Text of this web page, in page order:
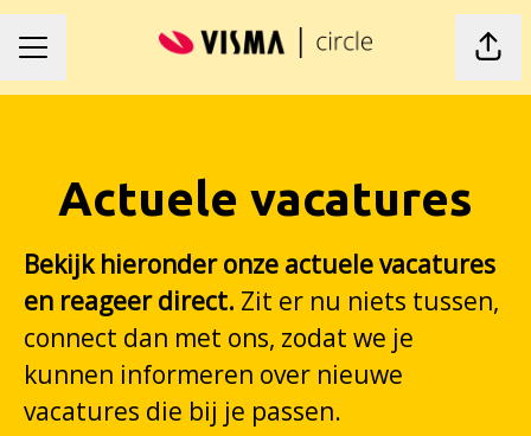
Carrièremenu
Actuele vacatures
Bekijk hieronder onze actuele vacatures
en reageer direct. Zit er nu niets tussen,
connect dan met ons, zodat we je
kunnen informeren over nieuwe
vacatures die bij je passen.